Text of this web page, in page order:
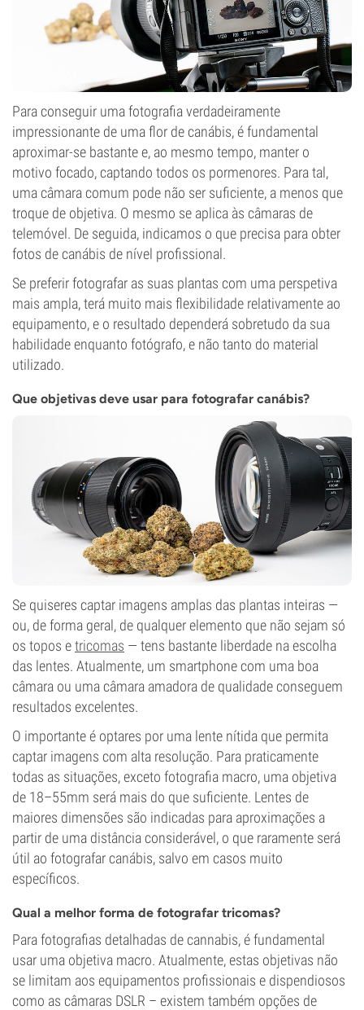
Para conseguir uma fotografia verdadeiramente
impressionante de uma flor de canábis, é fundamental
aproximar-se bastante e, ao mesmo tempo, manter o
motivo focado, captando todos os pormenores. Para tal,
uma câmara comum pode não ser suficiente, a menos que
troque de objetiva. O mesmo se aplica às câmaras de
telemóvel. De seguida, indicamos o que precisa para obter
fotos de canábis de nível profissional.
Se preferir fotografar as suas plantas com uma perspetiva
mais ampla, terá muito mais flexibilidade relativamente ao
equipamento, e o resultado dependerá sobretudo da sua
habilidade enquanto fotógrafo, e não tanto do material
utilizado.
Que objetivas deve usar para fotografar canábis?
Se quiseres captar imagens amplas das plantas inteiras —
ou, de forma geral, de qualquer elemento que não sejam só
os topos etricomas — tens bastante liberdade na escolha
das lentes. Atualmente, um smartphone com uma boa
câmara ou uma câmara amadora de qualidade conseguem
resultados excelentes.
O importante é optares por uma lente nítida que permita
captar imagens com alta resolução. Para praticamente
todas as situações, exceto fotografia macro, uma objetiva
de 18–55mm será mais do que suficiente. Lentes de
maiores dimensões são indicadas para aproximações a
partir de uma distância considerável, o que raramente será
útil ao fotografar canábis, salvo em casos muito
específicos.
Qual a melhor forma de fotografar tricomas?
Para fotografias detalhadas de cannabis, é fundamental
usar uma objetiva macro. Atualmente, estas objetivas não
se limitam aos equipamentos profissionais e dispendiosos
como as câmaras DSLR – existem também opções de